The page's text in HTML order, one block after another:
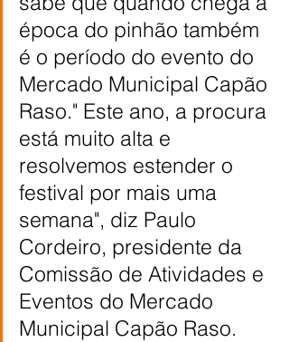
época do pinhão também
é o período do evento do
Mercado Municipal Capão
Raso." Este ano, a procura
está muito alta e
resolvemos estender o
festival por mais uma
semana", diz Paulo
Cordeiro, presidente da
Comissão de Atividades e
Eventos do Mercado
Municipal Capão Raso.